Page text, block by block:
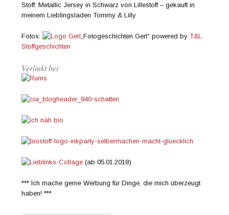
Stoff: Metallic Jersey in Schwarz von Lillestoff – gekauft in
meinem Lieblingsladen Tommy & Lilly
Fotos: „Fotogeschichten Gerl“ powered byT&L
Stoffgeschichten
Verlinkt bei
(ab 05.01.2018)
*** Ich mache gerne Werbung für Dinge, die mich überzeugt
haben! ***